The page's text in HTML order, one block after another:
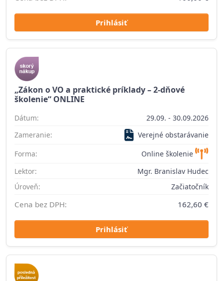
Prihlásiť
„Zákon o VO a praktické príklady – 2-dňové
školenie“ ONLINE
Dátum:
29.09. - 30.09.2026
Zameranie:
Verejné obstarávanie
Forma:
Online školenie
Lektor:
Mgr. Branislav Hudec
Úroveň:
Začiatočník
Cena bez DPH: 162,60 €
Prihlásiť